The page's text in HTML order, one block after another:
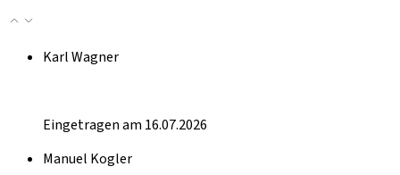
Karl Wagner
Eingetragen am 16.07.2026
Manuel Kogler